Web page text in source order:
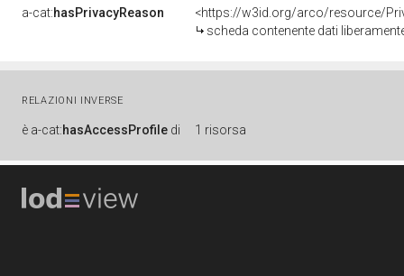
a-cat:hasPrivacyReason
<https://w3id.org/arco/resource/
scheda contenente dati
RELAZIONI INVERSE
è a-cat:hasAccessProfile di 1 risorsa